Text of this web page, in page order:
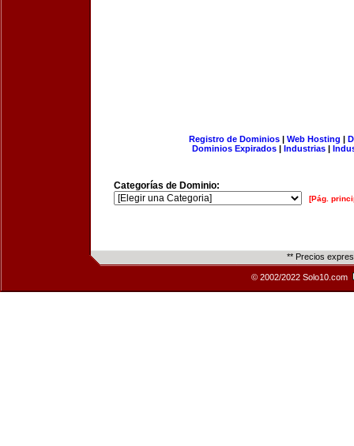
Registro de Dominios| Web Hosting |
Dominios Expirados | Industrias |
Categorías de Dominio:
[Pág.
** Precios
© 2002/2022 Solo10.com